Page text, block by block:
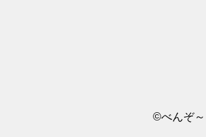
©べんぞ～